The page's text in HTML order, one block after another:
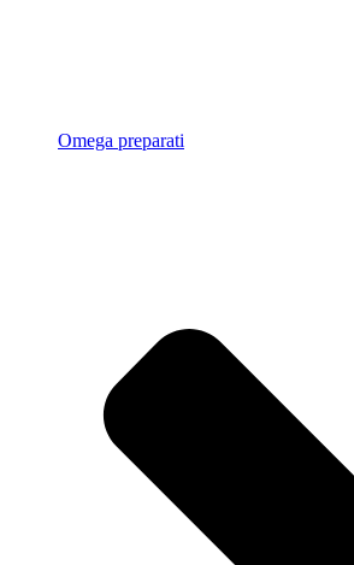
Omega preparati